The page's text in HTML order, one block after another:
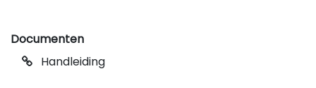
Documenten
Handleiding